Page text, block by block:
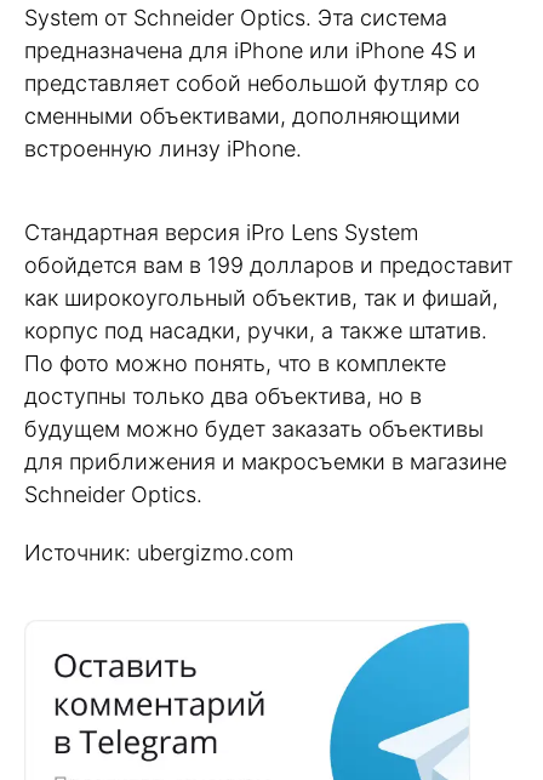
System от Schneider Optics. Эта система
предназначена для iPhone или iPhone 4S и
представляет собой небольшой футляр со
сменными объективами, дополняющими
встроенную линзу iPhone.
Стандартная версия iPro Lens System
обойдется вам в 199 долларов и предоставит
как широкоугольный объектив, так и фишай,
корпус под насадки, ручки, а также штатив.
По фото можно понять, что в комплекте
доступны только два объектива, но в
будущем можно будет заказать объективы
для приближения и макросъемки в магазине
Schneider Optics.
Источник: ubergizmo.com